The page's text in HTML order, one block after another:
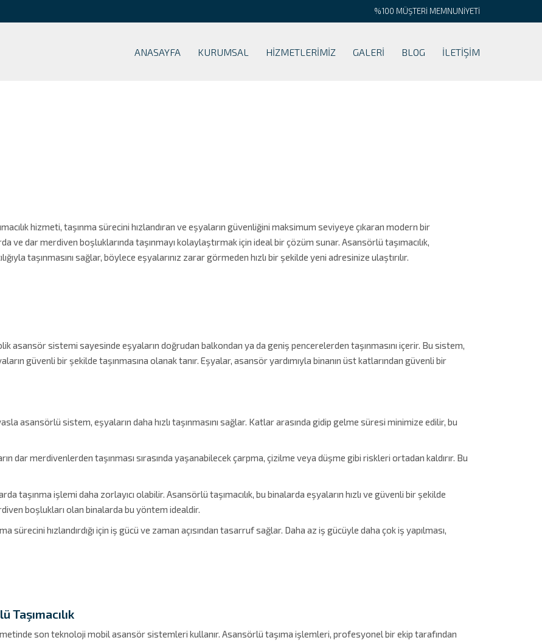
%100 MÜŞTERİ MEMNUNİYETİ
ANASAYFA KURUMSAL HİZMETLERİMİZ GALERİ BLOG İLETİŞİM
hizmeti, taşınma sürecini hızlandıran ve eşyaların güvenliğini maksimum seviyeye çıkaran modern bir
ve dar merdiven boşluklarında taşınmayı kolaylaştırmak için ideal bir çözüm sunar. Asansörlü taşımacılık,
taşınmasını sağlar, böylece eşyalarınız zarar görmeden hızlı bir şekilde yeni adresinize ulaştırılır.
asansör sistemi sayesinde eşyaların doğrudan balkondan ya da geniş pencerelerden taşınmasını içerir. Bu sistem,
güvenli bir şekilde taşınmasına olanak tanır. Eşyalar, asansör yardımıyla binanın üst katlarından güvenli bir
asansörlü sistem, eşyaların daha hızlı taşınmasını sağlar. Katlar arasında gidip gelme süresi minimize edilir, bu
dar merdivenlerden taşınması sırasında yaşanabilecek çarpma, çizilme veya düşme gibi riskleri ortadan kaldırır. Bu
taşınma işlemi daha zorlayıcı olabilir. Asansörlü taşımacılık, bu binalarda eşyaların hızlı ve güvenli bir şekilde
boşlukları olan binalarda bu yöntem idealdir.
sürecini hızlandırdığı için iş gücü ve zaman açısından tasarruf sağlar. Daha az iş gücüyle daha çok iş yapılması,
son teknoloji mobil asansör sistemleri kullanır. Asansörlü taşıma işlemleri, profesyonel bir ekip tarafından